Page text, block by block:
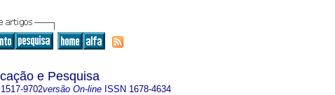
e Pesquisa
1517-9702versão On-line ISSN 1678-4634